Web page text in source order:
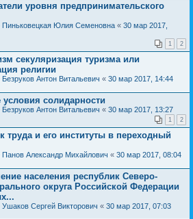
уровня предпринимательского
Пиньковецкая Юлия Семеновна « 30 мар 2017,
1 2
секуляризация туризма или
религии
Безруков Антон Витальевич « 30 мар 2017, 14:44
солидарности
Безруков Антон Витальевич « 30 мар 2017, 13:27
1 2
труда и его институты в переходный
Панов Александр Михайлович « 30 мар 2017, 08:04
населения республик Северо-
округа Российской Федерации
Ушаков Сергей Викторович « 30 мар 2017, 07:03